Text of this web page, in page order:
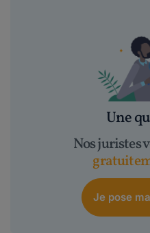
Une
Nos juristes
Je pose